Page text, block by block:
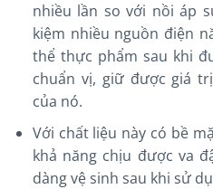
nhiều lần so với nồi áp
kiệm nhiều nguồn điện
thể thực phẩm sau khi
chuẩn vị, giữ được giá
của nó.
Với chất liệu này có bề
khả năng chịu được va
dàng vệ sinh sau khi sử